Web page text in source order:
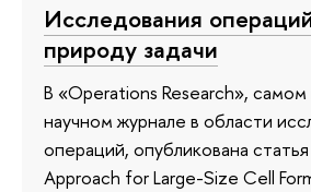
Исследования
природу задачи
В «Operations Research»,
научном журнале в области
операций, опубликована
Approach for Large-Size Cell